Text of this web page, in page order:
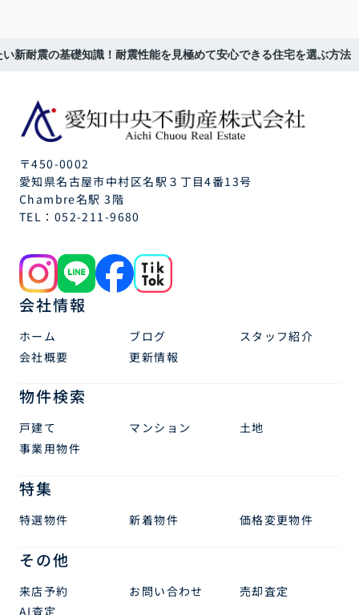
新耐震の基礎知識！耐震性能を見極めて安心できる住宅を選ぶ方法
〒450-0002
愛知県名古屋市中村区名駅３丁目4番13号
Chambre名駅 3階
TEL： 052-211-9680
会社情報
ホーム ブログ
スタッフ紹介
会社概要
更新情報
物件検索
戸建て マンション
土地
事業用物件
特集
特選物件 新着物件 価格変更物件
その他
来店予約 お問い合わせ
売却査定
AI査定